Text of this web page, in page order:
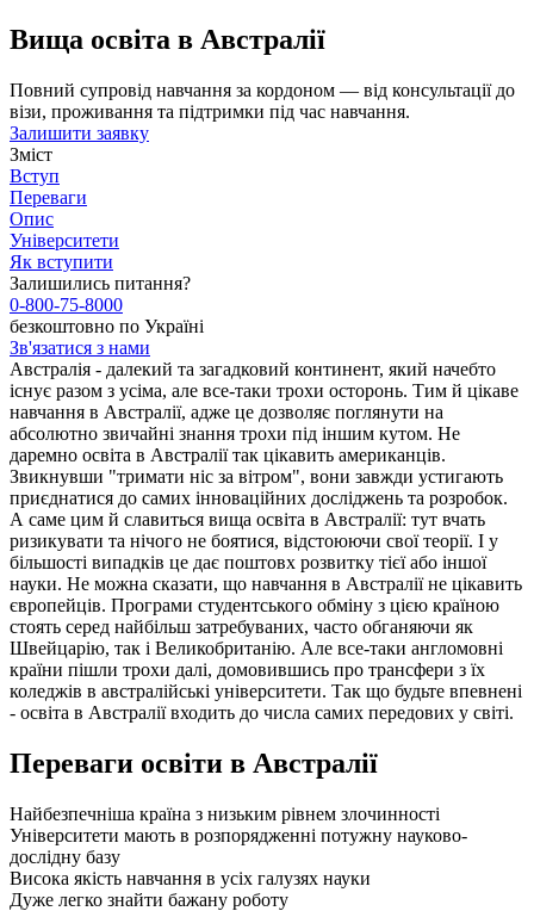
Вища освіта в Австралії
Повний супровід навчання за кордоном — від консультації до
візи, проживання та підтримки під час навчання.
Залишити заявку
Зміст
Вступ
Переваги
Опис
Університети
Як вступити
Залишились питання?
0-800-75-8000
безкоштовно по Україні
Зв'язатися з нами
Австралія - далекий та загадковий континент, який начебто
існує разом з усіма, але все-таки трохи осторонь. Тим й цікаве
навчання в Австралії, адже це дозволяє поглянути на
абсолютно звичайні знання трохи під іншим кутом. Не
даремно освіта в Австралії так цікавить американців.
Звикнувши "тримати ніс за вітром", вони завжди устигають
приєднатися до самих інноваційних досліджень та розробок.
А саме цим й славиться вища освіта в Австралії: тут вчать
ризикувати та нічого не боятися, відстоюючи свої теорії. І у
більшості випадків це дає поштовх розвитку тієї або іншої
науки. Не можна сказати, що навчання в Австралії не цікавить
європейців. Програми студентського обміну з цією країною
стоять серед найбільш затребуваних, часто обганяючи як
Швейцарію, так і Великобританію. Але все-таки англомовні
країни пішли трохи далі, домовившись про трансфери з їх
коледжів в австралійські університети. Так що будьте впевнені
- освіта в Австралії входить до числа самих передових у світі.
Переваги освіти в Австралії
Найбезпечніша країна з низьким рівнем злочинності
Університети мають в розпорядженні потужну науково-
дослідну базу
Висока якість навчання в усіх галузях науки
Дуже легко знайти бажану роботу